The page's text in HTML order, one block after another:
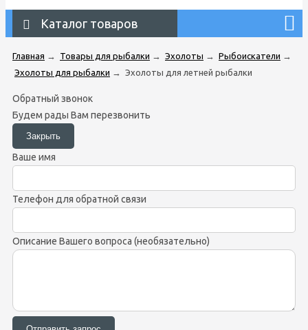
Каталог товаров
Главная → Товары для рыбалки → Эхолоты → Рыбоискатели →
Эхолоты для рыбалки → Эхолоты для летней рыбалки
Обратный звонок
Будем рады Вам перезвонить
Ваше имя
Телефон для обратной связи
Описание Вашего вопроса (необязательно)